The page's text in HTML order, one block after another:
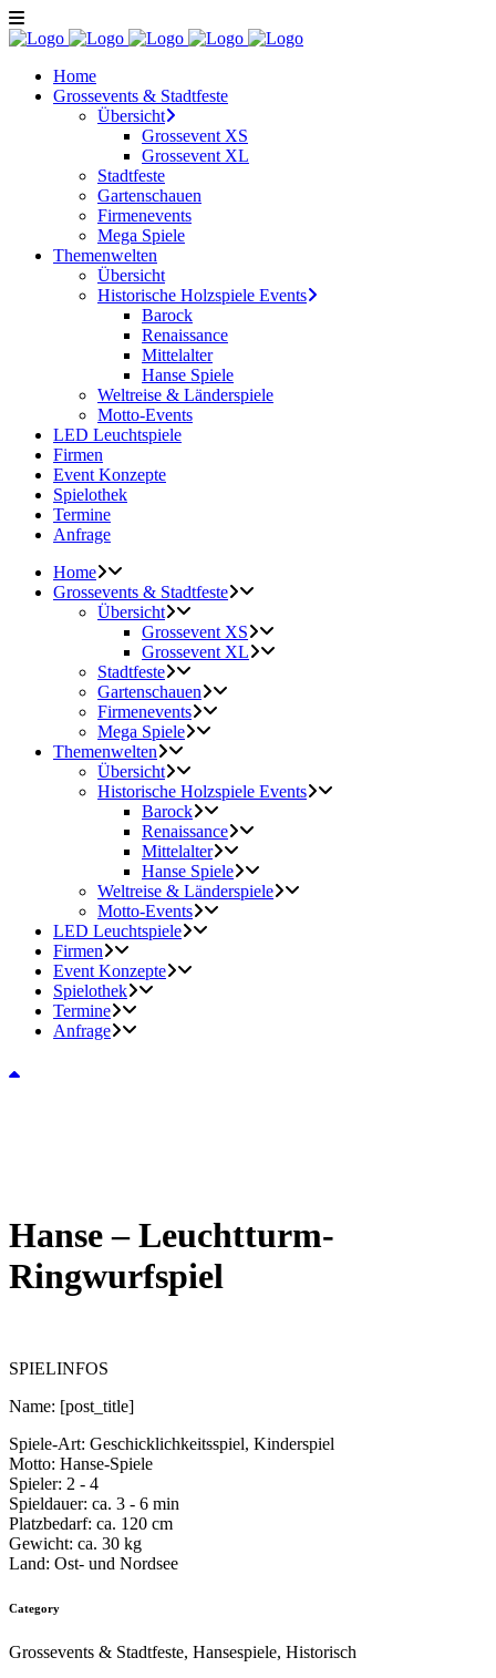
Home
Grossevents & Stadtfeste
Übersicht
Grossevent XS
Grossevent XL
Stadtfeste
Gartenschauen
Firmenevents
Mega Spiele
Themenwelten
Übersicht
Historische Holzspiele Events
Barock
Renaissance
Mittelalter
Hanse Spiele
Weltreise & Länderspiele
Motto-Events
LED Leuchtspiele
Firmen
Event Konzepte
Spielothek
Termine
Anfrage
Home
Grossevents & Stadtfeste
Übersicht
Grossevent XS
Grossevent XL
Stadtfeste
Gartenschauen
Firmenevents
Mega Spiele
Themenwelten
Übersicht
Historische Holzspiele Events
Barock
Renaissance
Mittelalter
Hanse Spiele
Weltreise & Länderspiele
Motto-Events
LED Leuchtspiele
Firmen
Event Konzepte
Spielothek
Termine
Anfrage
Hanse – Leuchtturm-
Ringwurfspiel
SPIELINFOS
Name: [post_title]
Spiele-Art: Geschicklichkeitsspiel, Kinderspiel
Motto: Hanse-Spiele
Spieler: 2 - 4
Spieldauer: ca. 3 - 6 min
Platzbedarf: ca. 120 cm
Gewicht: ca. 30 kg
Land: Ost- und Nordsee
Category
Grossevents & Stadtfeste, Hansespiele, Historisch